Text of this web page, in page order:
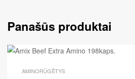
Panašūs produktai
AMINORŪGŠTYS